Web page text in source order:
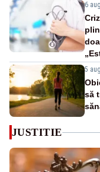
6
5
să
JUSTITIE